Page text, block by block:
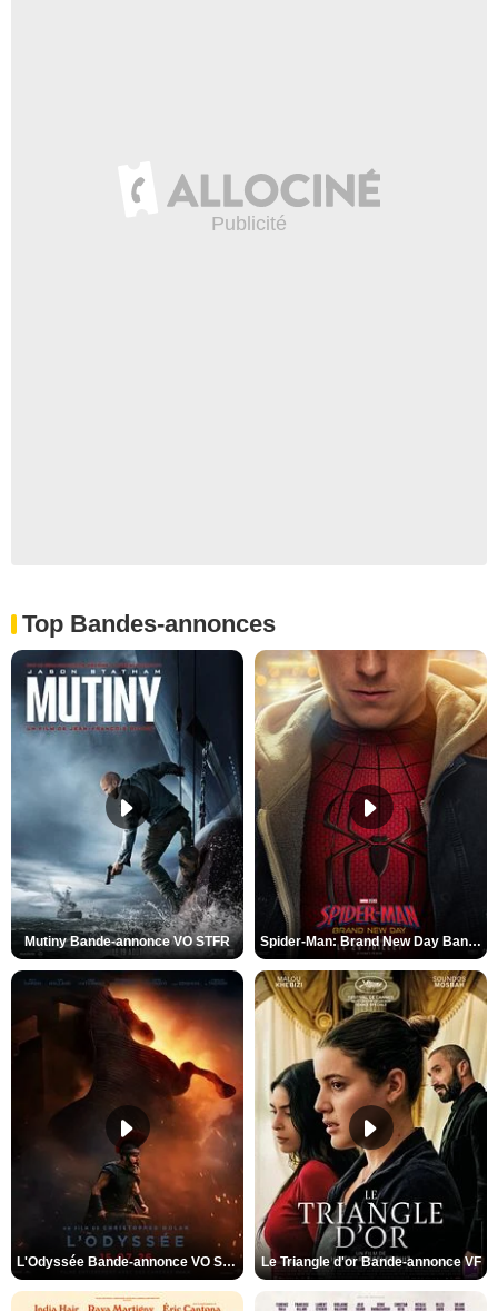
Top Bandes-annonces
Mutiny Bande-annonce VO STFR Spider-Man: Brand New Day Bande-annonce VO STFR
L'Odyssée Bande-annonce VO STFR Le Triangle d'or Bande-annonce VF